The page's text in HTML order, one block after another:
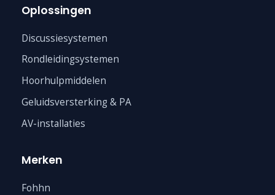
Oplossingen
Discussiesystemen
Rondleidingsystemen
Hoorhulpmiddelen
Geluidsversterking & PA
AV-installaties
Merken
Fohhn